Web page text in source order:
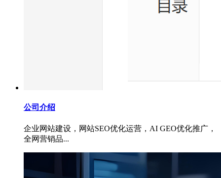
公司介绍
企业网站建设，网站SEO优化运营，AI GEO优化推广，
全网营销品...